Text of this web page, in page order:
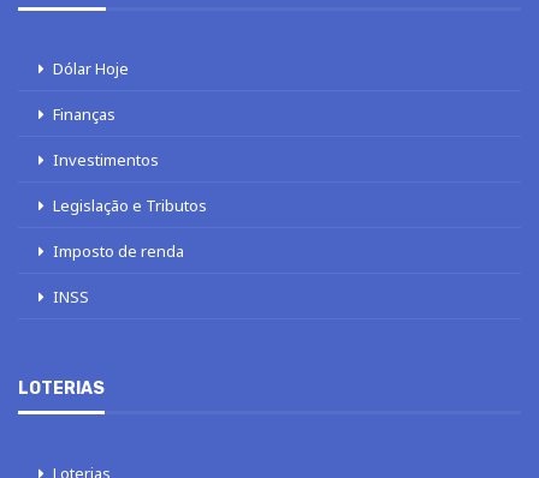
Dólar Hoje
Finanças
Investimentos
Legislação e Tributos
Imposto de renda
INSS
LOTERIAS
Loterias